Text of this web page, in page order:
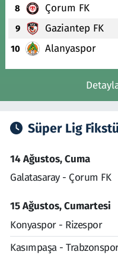
8 Çorum FK
9 Gaziantep FK
10 Alanyaspor
Süper Lig
14 Ağustos, Cuma
Galatasaray - Çorum FK
15 Ağustos, Cumartesi
Konyaspor - Rizespor
Kasımpaşa -